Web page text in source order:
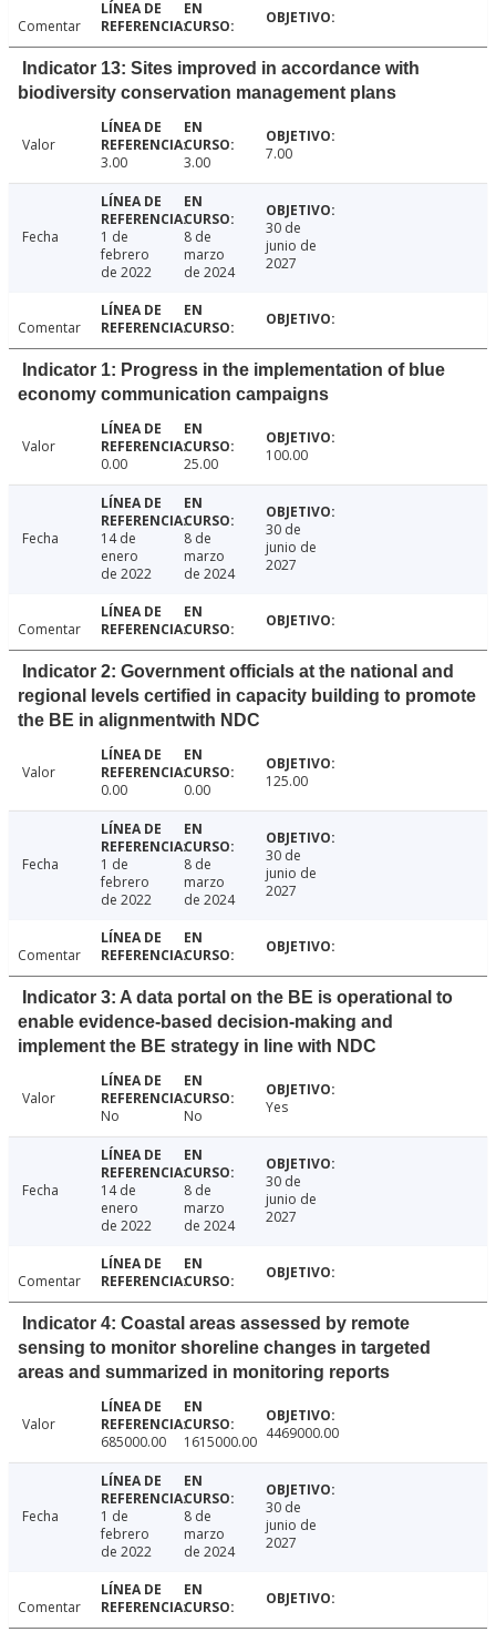
Comentar
Indicator 13: Sites improved in accordance with
biodiversity conservation management plans
Valor
3.00
3.00 7.00
Fecha
1 de
febrero
de 2022
8 de
marzo
de 2024
30 de
junio de
2027
Comentar
Indicator 1: Progress in the implementation of blue
economy communication campaigns
Valor
0.00
25.00 100.00
Fecha
14 de
enero
de 2022
8 de
marzo
de 2024
30 de
junio de
2027
Comentar
Indicator 2: Government officials at the national and
regional levels certified in capacity building to promote
the BE in alignmentwith NDC
Valor
0.00
0.00 125.00
Fecha
1 de
febrero
de 2022
8 de
marzo
de 2024
30 de
junio de
2027
Comentar
Indicator 3: A data portal on the BE is operational to
enable evidence-based decision-making and
implement the BE strategy in line with NDC
Valor
No
No Yes
Fecha
14 de
enero
de 2022
8 de
marzo
de 2024
30 de
junio de
2027
Comentar
Indicator 4: Coastal areas assessed by remote
sensing to monitor shoreline changes in targeted
areas and summarized in monitoring reports
Valor
685000.00
1615000.00 4469000.00
Fecha
1 de
febrero
de 2022
8 de
marzo
de 2024
30 de
junio de
2027
Comentar